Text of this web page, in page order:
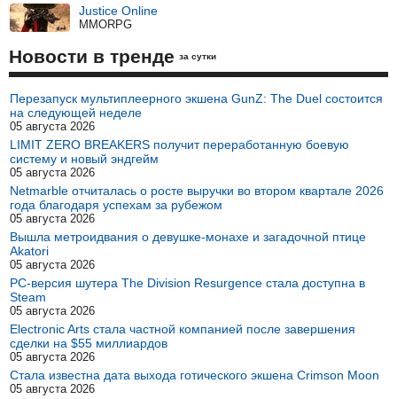
Justice Online
MMORPG
Новости в тренде за сутки
Перезапуск мультиплеерного экшена GunZ: The Duel состоится
на следующей неделе
05 августа 2026
LIMIT ZERO BREAKERS получит переработанную боевую
систему и новый эндгейм
05 августа 2026
Netmarble отчиталась о росте выручки во втором квартале 2026
года благодаря успехам за рубежом
05 августа 2026
Вышла метроидвания о девушке-монахе и загадочной птице
Akatori
05 августа 2026
PC-версия шутера The Division Resurgence стала доступна в
Steam
05 августа 2026
Electronic Arts стала частной компанией после завершения
сделки на $55 миллиардов
05 августа 2026
Стала известна дата выхода готического экшена Crimson Moon
05 августа 2026